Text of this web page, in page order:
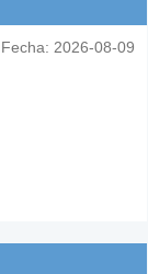
Fecha: 2026-08-09